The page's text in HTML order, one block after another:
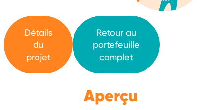
Détails
du
projet
Retour au
portefeuille
complet
Aperçu